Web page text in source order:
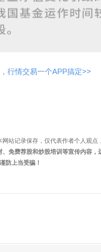
行情交易一个APP搞定>>
站记录保存，仅代表作者个人观
、免费荐股和炒股培训等宣传内容
防上当受骗！